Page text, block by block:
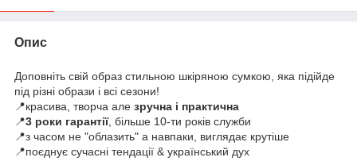
Опис
Доповніть свій образ стильною шкіряною сумкою, яка підійде
під різні образи і всі сезони!
📍красива, творча але зручна і практична
📍3 роки гарантії, більше 10-ти років служби
📍з часом не "облазить" а навпаки, виглядає крутіше
📍поєднує сучасні тендації & український дух